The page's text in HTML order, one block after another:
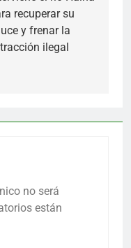
recuperar su
y frenar la
ilegal
no será
están